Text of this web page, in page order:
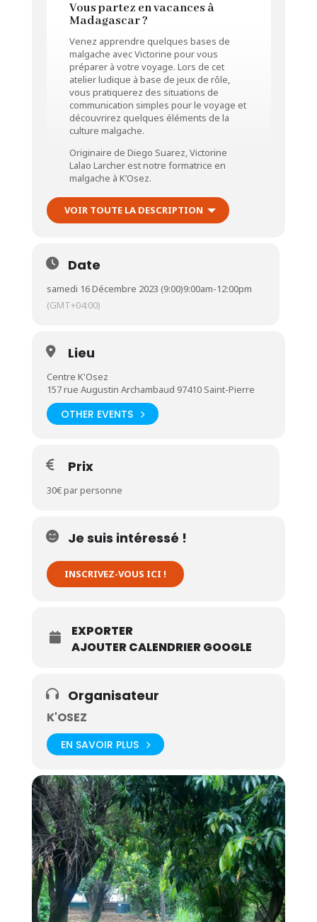
Vous partez en vacances à
Madagascar ?
Venez apprendre quelques bases de
malgache avec Victorine pour vous
préparer à votre voyage. Lors de cet
atelier ludique à base de jeux de rôle,
vous pratiquerez des situations de
communication simples pour le voyage et
découvrirez quelques éléments de la
culture malgache.
Originaire de Diego Suarez, Victorine
Lalao Larcher est notre formatrice en
malgache à K’Osez.
VOIR TOUTE LA DESCRIPTION
Date
samedi 16 Décembre 2023 (9:00)9:00am-12:00pm
(GMT+04:00)
Lieu
Centre K'Osez
157 rue Augustin Archambaud 97410 Saint-Pierre
OTHER EVENTS
Prix
30€ par personne
Je suis intéressé !
INSCRIVEZ-VOUS ICI !
EXPORTER
AJOUTER CALENDRIER GOOGLE
Organisateur
K'OSEZ
EN SAVOIR PLUS